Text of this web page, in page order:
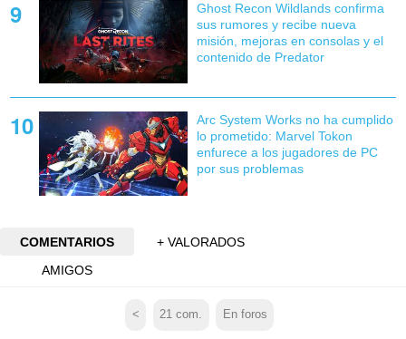
Ghost Recon Wildlands confirma
sus rumores y recibe nueva
misión, mejoras en consolas y el
contenido de Predator
Arc System Works no ha cumplido
lo prometido: Marvel Tokon
enfurece a los jugadores de PC
por sus problemas
COMENTARIOS
+ VALORADOS
AMIGOS
< 21 com. En foros